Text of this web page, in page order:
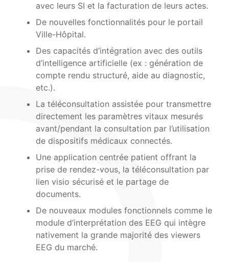
avec leurs SI et la facturation de leurs actes.
De nouvelles fonctionnalités pour le portail
Ville-Hôpital.
Des capacités d’intégration avec des outils
d’intelligence artificielle (ex : génération de
compte rendu structuré, aide au diagnostic,
etc.).
La téléconsultation assistée pour transmettre
directement les paramètres vitaux mesurés
avant/pendant la consultation par l’utilisation
de dispositifs médicaux connectés.
Une application centrée patient offrant la
prise de rendez-vous, la téléconsultation par
lien visio sécurisé et le partage de
documents.
De nouveaux modules fonctionnels comme le
module d’interprétation des EEG qui intègre
nativement la grande majorité des viewers
EEG du marché.